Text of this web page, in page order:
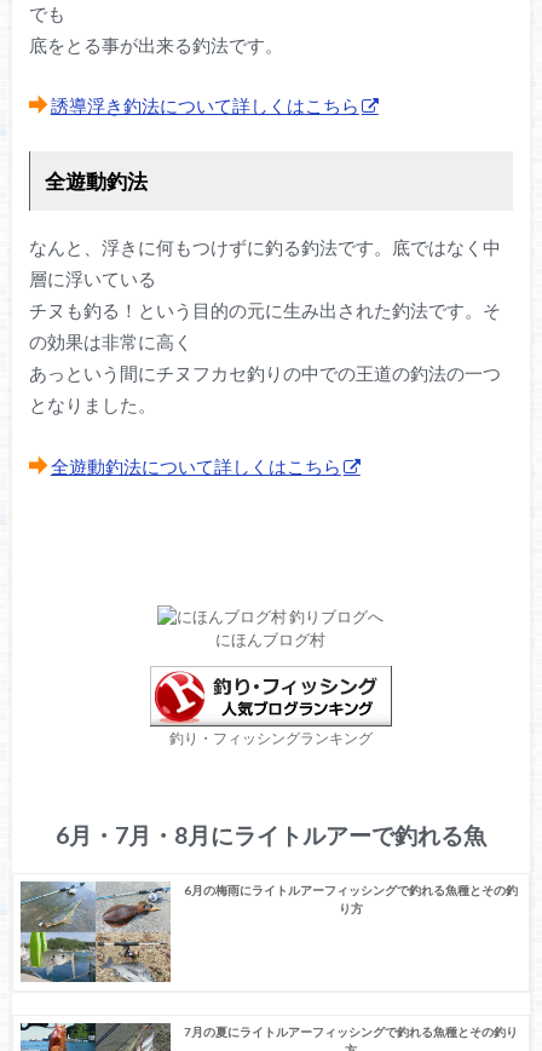
でも
底をとる事が出来る釣法です。
誘導浮き釣法について詳しくはこちら
全遊動釣法
なんと、浮きに何もつけずに釣る釣法です。底ではなく中
層に浮いている
チヌも釣る！という目的の元に生み出された釣法です。そ
の効果は非常に高く
あっという間にチヌフカセ釣りの中での王道の釣法の一つ
となりました。
全遊動釣法について詳しくはこちら
にほんブログ村
釣り・フィッシングランキング
6月・7月・8月にライトルアーで釣れる魚
6月の梅雨にライトルアーフィッシングで釣れる魚種とその釣
り方
7月の夏にライトルアーフィッシングで釣れる魚種とその釣り